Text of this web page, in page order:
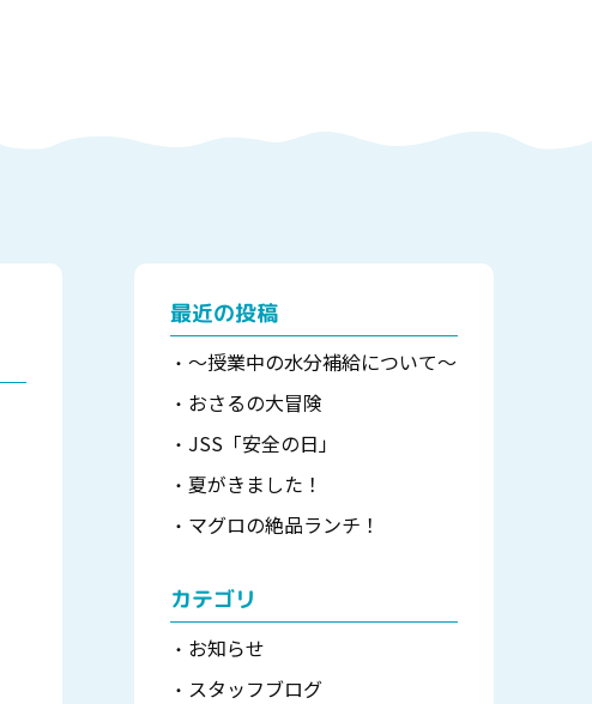
最近の投稿
～授業中の水分補給について～
おさるの大冒険
JSS「安全の日」
夏がきました！
マグロの絶品ランチ！
カテゴリ
お知らせ
スタッフブログ